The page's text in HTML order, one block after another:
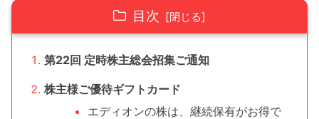
目次
第22回 定時株主総会招集ご通知
株主様ご優待ギフトカード
エディオンの株は、継続保有がお得で